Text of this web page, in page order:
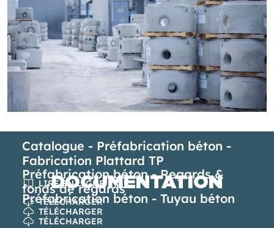
DOCUMENTATION
Catalogue - Préfabrication béton -
Fabrication Plattard TP
LIRE EN LIGNE
TÉLÉCHARGER
Préfabrication béton - Regards &
fonds de regards
TÉLÉCHARGER
Préfabrication béton - Tuyau béton
TÉLÉCHARGER